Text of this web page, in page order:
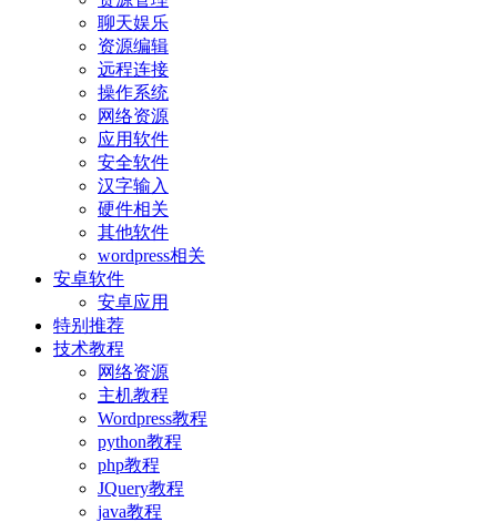
聊天娱乐
资源编辑
远程连接
操作系统
网络资源
应用软件
安全软件
汉字输入
硬件相关
其他软件
wordpress相关
安卓软件
安卓应用
特别推荐
技术教程
网络资源
主机教程
Wordpress教程
python教程
php教程
JQuery教程
java教程